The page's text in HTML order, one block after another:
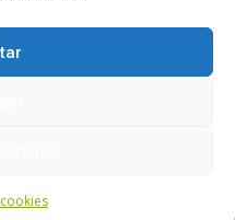
z.Política de privacidad